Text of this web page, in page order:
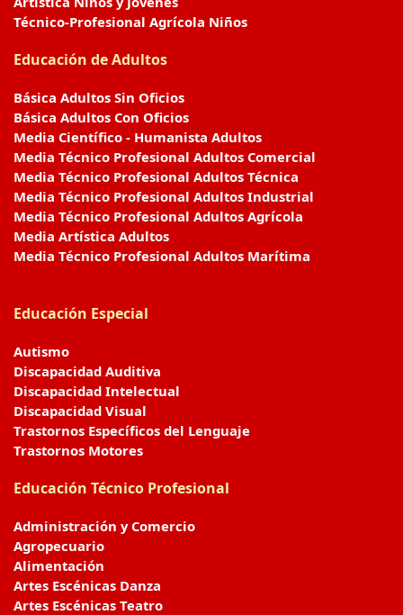
Técnico-Profesional Agrícola Niños
Educación de Adultos
Básica Adultos Sin Oficios
Básica Adultos Con Oficios
Media Científico - Humanista Adultos
Media Técnico Profesional Adultos Comercial
Media Técnico Profesional Adultos Técnica
Media Técnico Profesional Adultos Industrial
Media Técnico Profesional Adultos Agrícola
Media Artística Adultos
Media Técnico Profesional Adultos Marítima
Educación Especial
Autismo
Discapacidad Auditiva
Discapacidad Intelectual
Discapacidad Visual
Trastornos Específicos del Lenguaje
Trastornos Motores
Educación Técnico Profesional
Administración y Comercio
Agropecuario
Alimentación
Artes Escénicas Danza
Artes Escénicas Teatro